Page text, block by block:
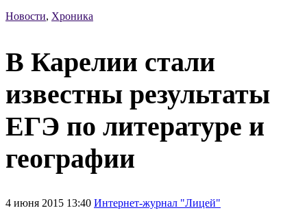
Новости, Хроника
В Карелии стали
известны результаты
ЕГЭ по литературе и
географии
4 июня 2015 13:40 Интернет-журнал "Лицей"